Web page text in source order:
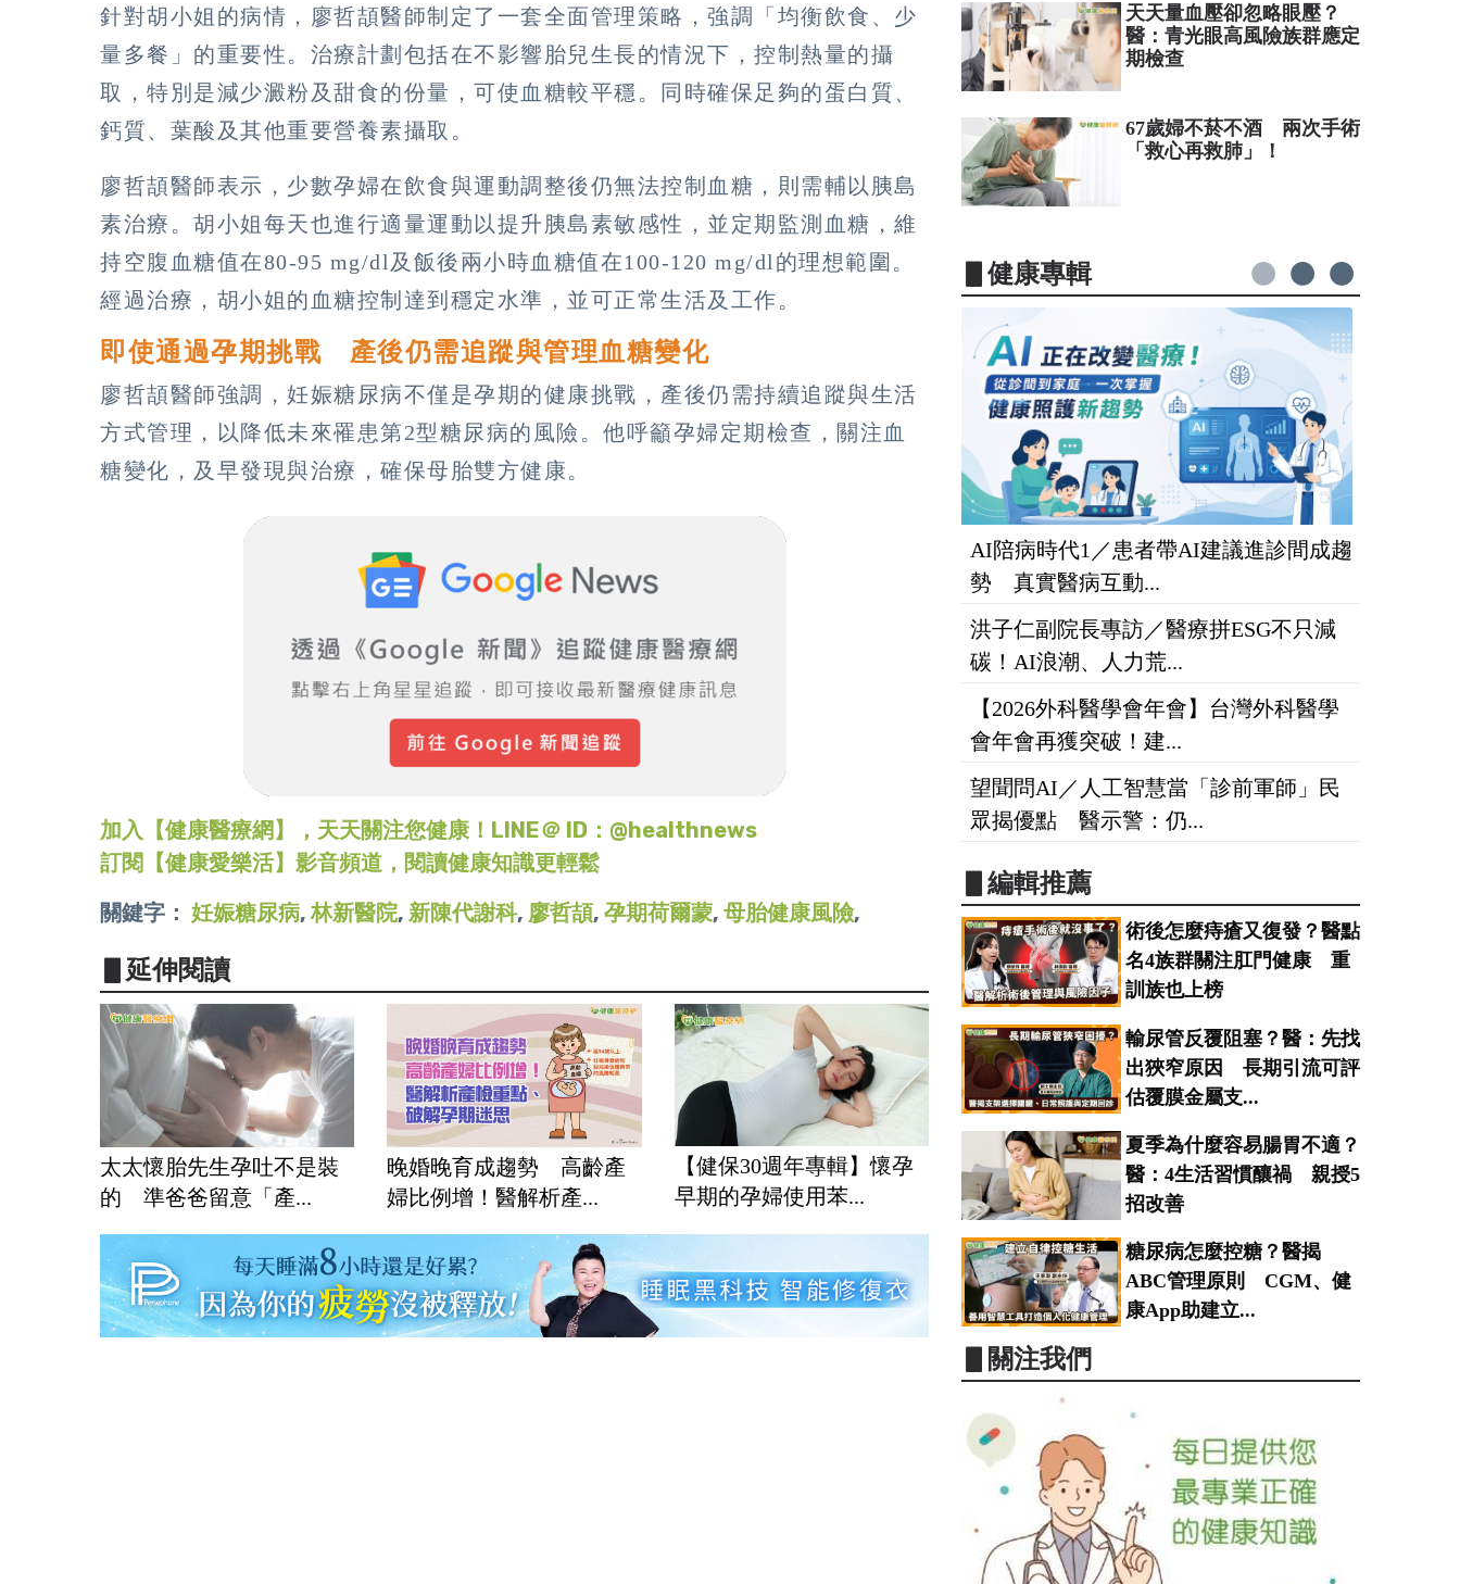
針對胡小姐的病情，廖哲頡醫師制定了一套全面管理策略，強調「均衡飲食、少
量多餐」的重要性。治療計劃包括在不影響胎兒生長的情況下，控制熱量的攝
取，特別是減少澱粉及甜食的份量，可使血糖較平穩。同時確保足夠的蛋白質、
鈣質、葉酸及其他重要營養素攝取。
廖哲頡醫師表示，少數孕婦在飲食與運動調整後仍無法控制血糖，則需輔以胰島
素治療。胡小姐每天也進行適量運動以提升胰島素敏感性，並定期監測血糖，維
持空腹血糖值在80-95 mg/dl及飯後兩小時血糖值在100-120 mg/dl的理想範圍。
經過治療，胡小姐的血糖控制達到穩定水準，並可正常生活及工作。
即使通過孕期挑戰 產後仍需追蹤與管理血糖變化
廖哲頡醫師強調，妊娠糖尿病不僅是孕期的健康挑戰，產後仍需持續追蹤與生活
方式管理，以降低未來罹患第2型糖尿病的風險。他呼籲孕婦定期檢查，關注血
糖變化，及早發現與治療，確保母胎雙方健康。
加入【健康醫療網】，天天關注您健康！LINE＠ ID：@healthnews
訂閱【健康愛樂活】影音頻道，閱讀健康知識更輕鬆
關鍵字： 妊娠糖尿病,林新醫院, 新陳代謝科, 廖哲頡, 孕期荷爾蒙, 母胎健康風險,
▋延伸閱讀
太太懷胎先生孕吐不是裝
的 準爸爸留意「產...
晚婚晚育成趨勢 高齡產
婦比例增！醫解析產...
【健保30週年專輯】懷孕
早期的孕婦使用苯...
天天量血壓卻忽略眼壓？
醫：青光眼高風險族群應定
期檢查
67歲婦不菸不酒 兩次手術
「救心再救肺」！
▋健康專輯
AI陪病時代1／患者帶AI建議進診間成趨
勢 真實醫病互動...
洪子仁副院長專訪／醫療拼ESG不只減
碳！AI浪潮、人力荒...
【2026外科醫學會年會】台灣外科醫學
會年會再獲突破！建...
望聞問AI／人工智慧當「診前軍師」民
眾揭優點 醫示警：仍...
▋編輯推薦
術後怎麼痔瘡又復發？醫點
名4族群關注肛門健康 重
訓族也上榜
輸尿管反覆阻塞？醫：先找
出狹窄原因 長期引流可評
估覆膜金屬支...
夏季為什麼容易腸胃不適？
醫：4生活習慣釀禍 親授5
招改善
糖尿病怎麼控糖？醫揭
ABC管理原則 CGM、健
康App助建立...
▋關注我們